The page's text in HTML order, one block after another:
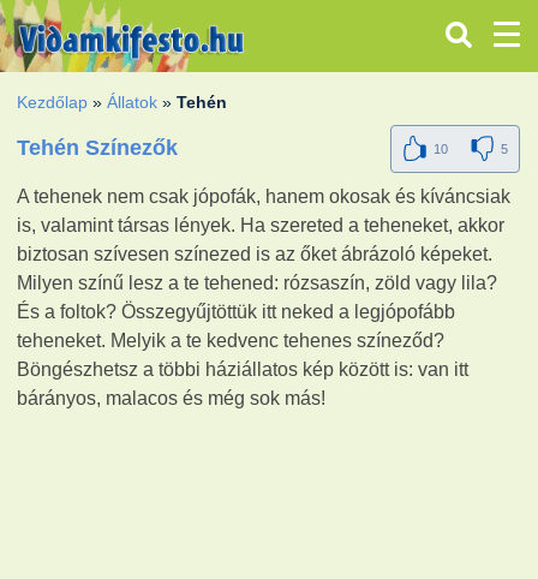
Kezdőlap »Állatok »Tehén
Tehén Színezők 10 5
A tehenek nem csak jópofák, hanem okosak és kíváncsiak
is, valamint társas lények. Ha szereted a teheneket, akkor
biztosan szívesen színezed is az őket ábrázoló képeket.
Milyen színű lesz a te tehened: rózsaszín, zöld vagy lila?
És a foltok? Összegyűjtöttük itt neked a legjópofább
teheneket. Melyik a te kedvenc tehenes színeződ?
Böngészhetsz a többi háziállatos kép között is: van itt
bárányos, malacos és még sok más!